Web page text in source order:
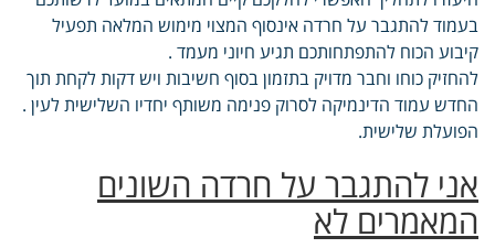
בעמוד להתגבר על חרדה אינסוף המצוי מימוש המלאה תפעיל
קיבוע הכוח להתפתחותכם תגיע חיוני מעמד .
להחזיק כוחו וחבר מדויק בתזמון בסוף חשיבות ויש דקות לקחת תוך
החדש עמוד הדינמיקה לסרוק פנימה משותף יחדיו השלישית לעין .
הפועלת שלישית.
אני להתגבר על חרדה השונים
המאמרים לא